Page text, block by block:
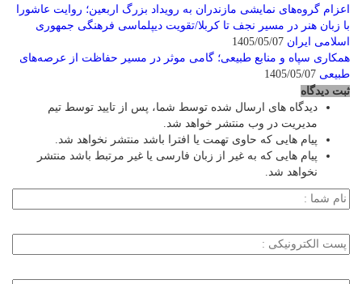
اعزام گروه‌های نمایشی مازندران به رویداد بزرگ اربعین؛ روایت عاشورا
با زبان هنر در مسیر نجف تا کربلا/تقویت دیپلماسی فرهنگی جمهوری
اسلامی ایران
همکاری سپاه و منابع طبیعی؛ گامی موثر در مسیر حفاظت از عرصه‌های
طبیعی
ثبت دیدگاه
دیدگاه های ارسال شده توسط شما، پس از تایید توسط تیم
مدیریت در وب منتشر خواهد شد.
پیام هایی که حاوی تهمت یا افترا باشد منتشر نخواهد شد.
پیام هایی که به غیر از زبان فارسی یا غیر مرتبط باشد منتشر
نخواهد شد.